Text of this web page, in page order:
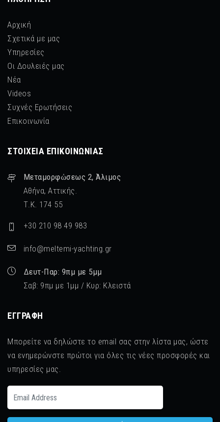
Αρχική
Σχετικά με μας
Υπηρεσίες
Οι Δουλειές μας
Νέα
Videos
Συχνές Ερωτήσεις
Επικοινωνία
ΣΤΟΙΧΕΊΑ ΕΠΙΚΟΙΝΩΝΊΑΣ
Μεταμορφὠσεως 2, Άλιμος
Αθήνα, Αττικής.
Τ.Κ. 174 55
+30 210 98 49 983
info@meltemi-yachting.gr
Δευτ-Παρ: 9πμ με 5μμ
Σαβ: 9πμ με 1μμ / Κυρ: Κλειστά
ΕΓΓΡΑΦΉ
Μπορείτε να δηλώστε το email σας στην λίστα μας, ώστε
να ενημερώνστε πρώτοι για όλες τις νέες προσφορές και
υπηρεσίες μας.